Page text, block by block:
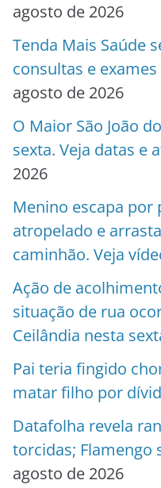
agosto de 2026
Tenda Mais Saúde
consultas e
agosto de 2026
O Maior São João
sexta. Veja datas e
2026
Menino escapa por
atropelado e
caminhão. Veja
Ação de
situação de rua
Ceilândia nesta
Pai teria fingido
matar filho por
Datafolha revela
torcidas; Flamengo
agosto de 2026